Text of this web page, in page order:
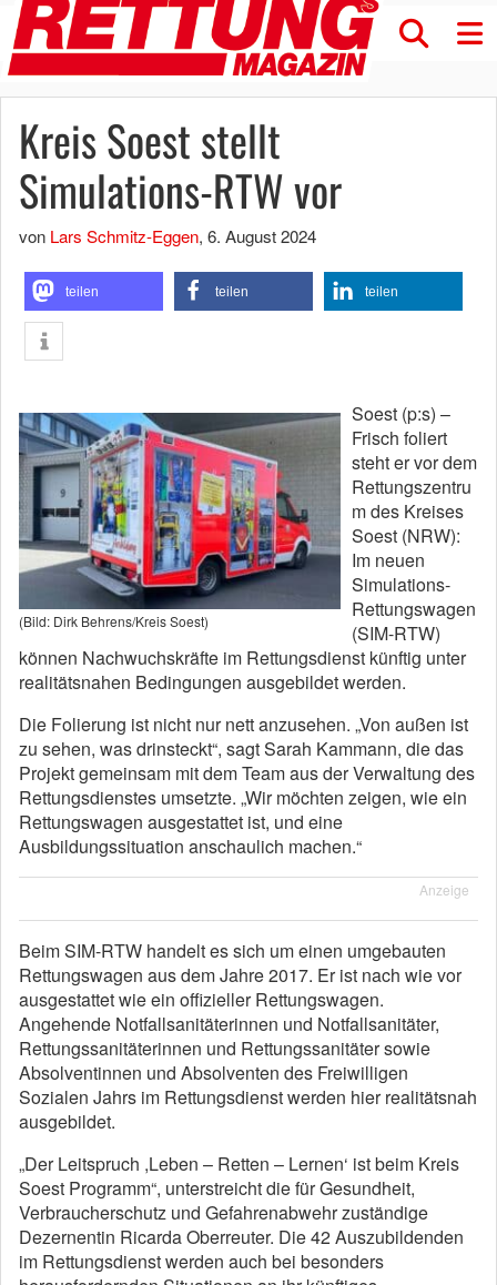
Kreis Soest stellt
Simulations-RTW vor
von Lars Schmitz-Eggen, 6. August 2024
teilen teilen teilen
(Bild: Dirk Behrens/Kreis Soest)
Soest (p:s) –
Frisch foliert
steht er vor dem
Rettungszentru
m des Kreises
Soest (NRW):
Im neuen
Simulations-
Rettungswagen
(SIM-RTW)
können Nachwuchskräfte im Rettungsdienst künftig unter
realitätsnahen Bedingungen ausgebildet werden.
Die Folierung ist nicht nur nett anzusehen. „Von außen ist
zu sehen, was drinsteckt“, sagt Sarah Kammann, die das
Projekt gemeinsam mit dem Team aus der Verwaltung des
Rettungsdienstes umsetzte. „Wir möchten zeigen, wie ein
Rettungswagen ausgestattet ist, und eine
Ausbildungssituation anschaulich machen.“
Anzeige
Beim SIM-RTW handelt es sich um einen umgebauten
Rettungswagen aus dem Jahre 2017. Er ist nach wie vor
ausgestattet wie ein offizieller Rettungswagen.
Angehende Notfallsanitäterinnen und Notfallsanitäter,
Rettungssanitäterinnen und Rettungssanitäter sowie
Absolventinnen und Absolventen des Freiwilligen
Sozialen Jahrs im Rettungsdienst werden hier realitätsnah
ausgebildet.
„Der Leitspruch ,Leben – Retten – Lernen‘ ist beim Kreis
Soest Programm“, unterstreicht die für Gesundheit,
Verbraucherschutz und Gefahrenabwehr zuständige
Dezernentin Ricarda Oberreuter. Die 42 Auszubildenden
im Rettungsdienst werden auch bei besonders